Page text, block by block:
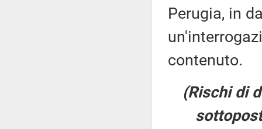
Perugia, in
contenuto.
(Rischi di